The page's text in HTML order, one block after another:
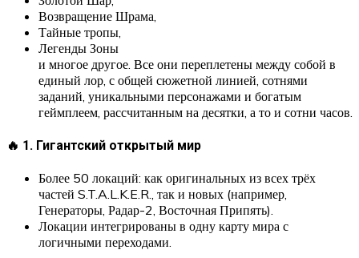
Возвращение Шрама,
Тайные тропы,
Легенды Зоны
и многое другое. Все они переплетены между собой в
единый лор, с общей сюжетной линией, сотнями
заданий, уникальными персонажами и богатым
геймплеем, рассчитанным на десятки, а то и сотни часов.
🔥 1. Гигантский открытый мир
Более 50 локаций: как оригинальных из всех трёх
частей S.T.A.L.K.E.R., так и новых (например,
Генераторы, Радар-2, Восточная Припять).
Локации интегрированы в одну карту мира с
логичными переходами.